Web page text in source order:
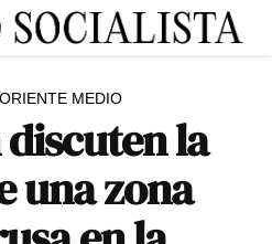
MEDIO
la
una zona